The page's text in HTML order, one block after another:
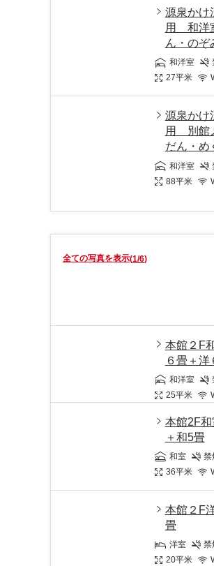
源泉かけ
用 和洋
ん・のぞ
和洋室
27平米
源泉かけ
用 別館
だん・め
和洋室
88平米
全ての写真を表示(1/6)
本館２F
６畳＋洋
和洋室
25平米
本館2F
＋和5畳
和室 禁
36平米
本館２F
畳
洋室 禁
20平米